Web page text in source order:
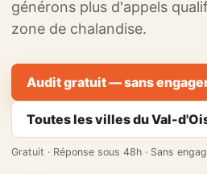
générons plus d'appels
zone de chalandise.
Audit gratuit — sans
Toutes les villes du Val-
Gratuit · Réponse sous 48h · Sans